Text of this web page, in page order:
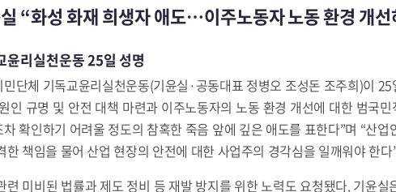
“화성 화재 희생자 애도…이주노동자 노동 환경 개
윤리실천운동 25일 성명
민단체 기독교윤리실천운동(기윤실·공동대표 정병오 조성돈 조주희)이
인 규명 및 안전 대책 마련과 이주노동자의 노동 환경 개선에 대한 범국
차 확인하기 어려울 정도의 참혹한 죽음 앞에 깊은 애도를 표한다”며 “산
한 책임을 물어 산업 현장의 안전에 대한 사업주의 경각심을 일깨워야 한다
련 미비된 법률과 제도 정비 등 재발 방지를 위한 노력도 요청됐다. 기윤